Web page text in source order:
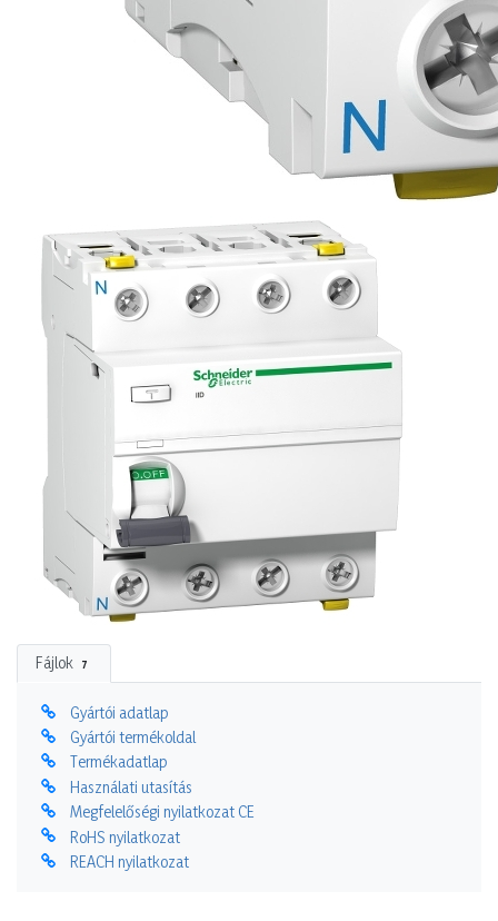
Fájlok 7
Gyártói adatlap
Gyártói termékoldal
Termékadatlap
Használati utasítás
Megfelelőségi nyilatkozat CE
RoHS nyilatkozat
REACH nyilatkozat